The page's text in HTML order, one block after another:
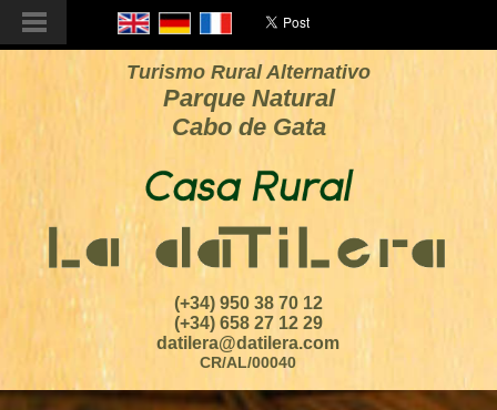
Turismo Rural Alternativo
Parque Natural
Cabo de Gata
(+34) 950 38 70 12
(+34) 658 27 12 29
datilera@datilera.com
CR/AL/00040